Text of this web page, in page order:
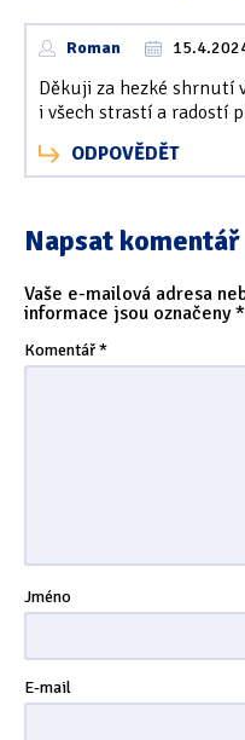
Roman
Děkuji za hezké shrnutí
i všech strastí a radostí
ODPOVĚDĚT
Napsat komentář
Vaše e-mailová adresa
informace jsou označeny*
Komentář*
Jméno
E-mail